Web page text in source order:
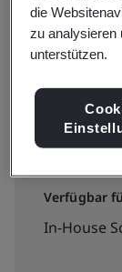
€1295 +
English
Verfügbar
In-House
die
zu analysieren
unterstützen.